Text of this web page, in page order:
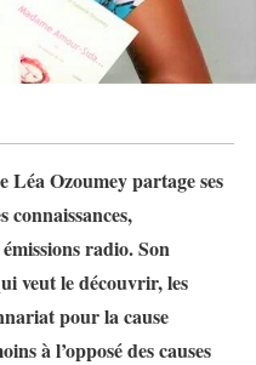
Léa Ozoumey partage ses
connaissances,
radio. Son
veut le découvrir, les
pour la cause
à l’opposé des causes